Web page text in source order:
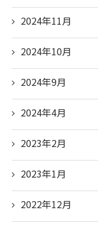
2024年11月
2024年10月
2024年9月
2024年4月
2023年2月
2023年1月
2022年12月